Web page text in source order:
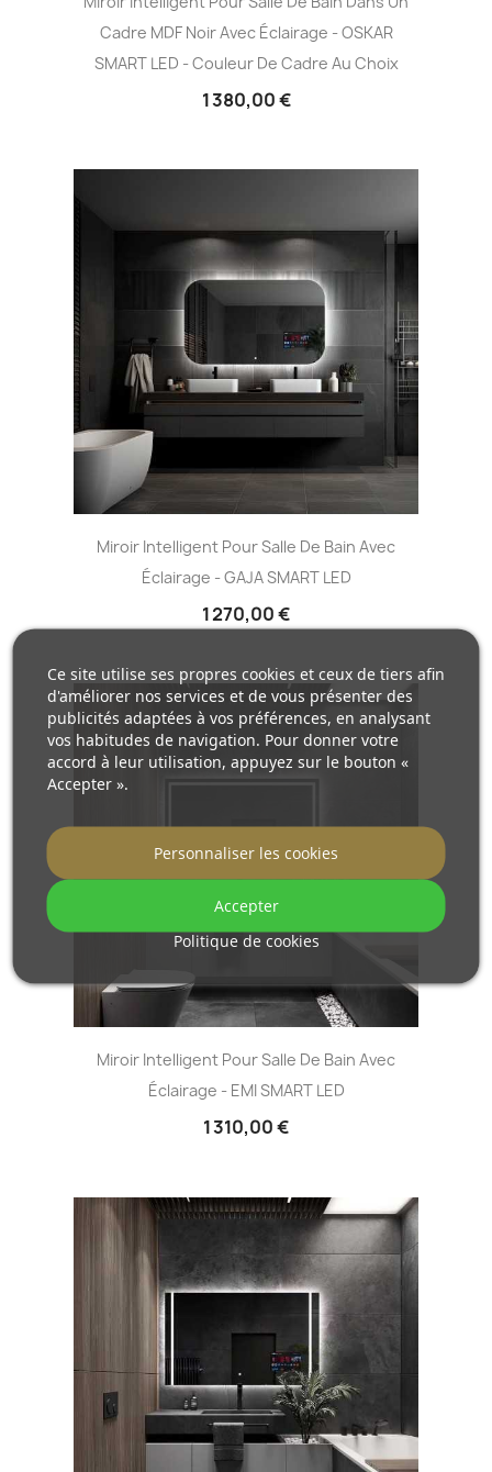
Cadre MDF Noir Avec Éclairage - OSKAR
SMART LED - Couleur De Cadre Au Choix
1 380,00 €
Miroir Intelligent Pour Salle De Bain Avec
Éclairage - GAJA SMART LED
1 270,00 €
Miroir Intelligent Pour Salle De Bain Avec
Éclairage - EMI SMART LED
1 310,00 €
Ce site utilise ses propres cookies et ceux de tiers afin
d'améliorer nos services et de vous présenter des
publicités adaptées à vos préférences, en analysant
vos habitudes de navigation. Pour donner votre
accord à leur utilisation, appuyez sur le bouton «
Accepter ».
Politique de cookies
Personnaliser les cookies
Accepter